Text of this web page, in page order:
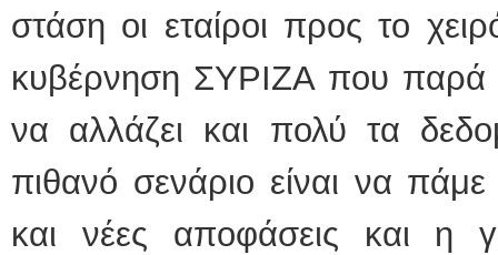
στάση οι εταίροι προς το
κυβέρνηση ΣΥΡΙΖΑ που παρά
να αλλάζει και πολύ τα
πιθανό σενάριο είναι να
και νέες αποφάσεις και η